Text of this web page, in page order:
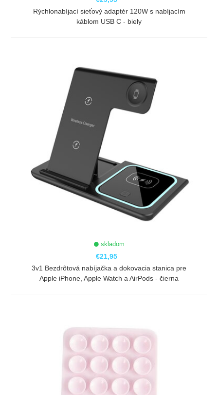
Rýchlonabíjací sieťový adaptér 120W s nabíjacím
káblom USB C - biely
skladom
€21,95
3v1 Bezdrôtová nabíjačka a dokovacia stanica pre
Apple iPhone, Apple Watch a AirPods - čierna